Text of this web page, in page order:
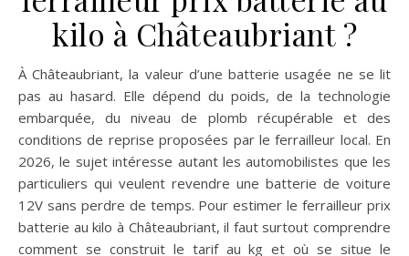
kilo à Châteaubriant ?
À Châteaubriant, la valeur d’une batterie usagée ne se lit
pas au hasard. Elle dépend du poids, de la technologie
embarquée, du niveau de plomb récupérable et des
conditions de reprise proposées par le ferrailleur local. En
2026, le sujet intéresse autant les automobilistes que les
particuliers qui veulent revendre une batterie de voiture
12V sans perdre de temps. Pour estimer le ferrailleur prix
batterie au kilo à Châteaubriant, il faut surtout comprendre
comment se construit le tarif au kg et où se situe le